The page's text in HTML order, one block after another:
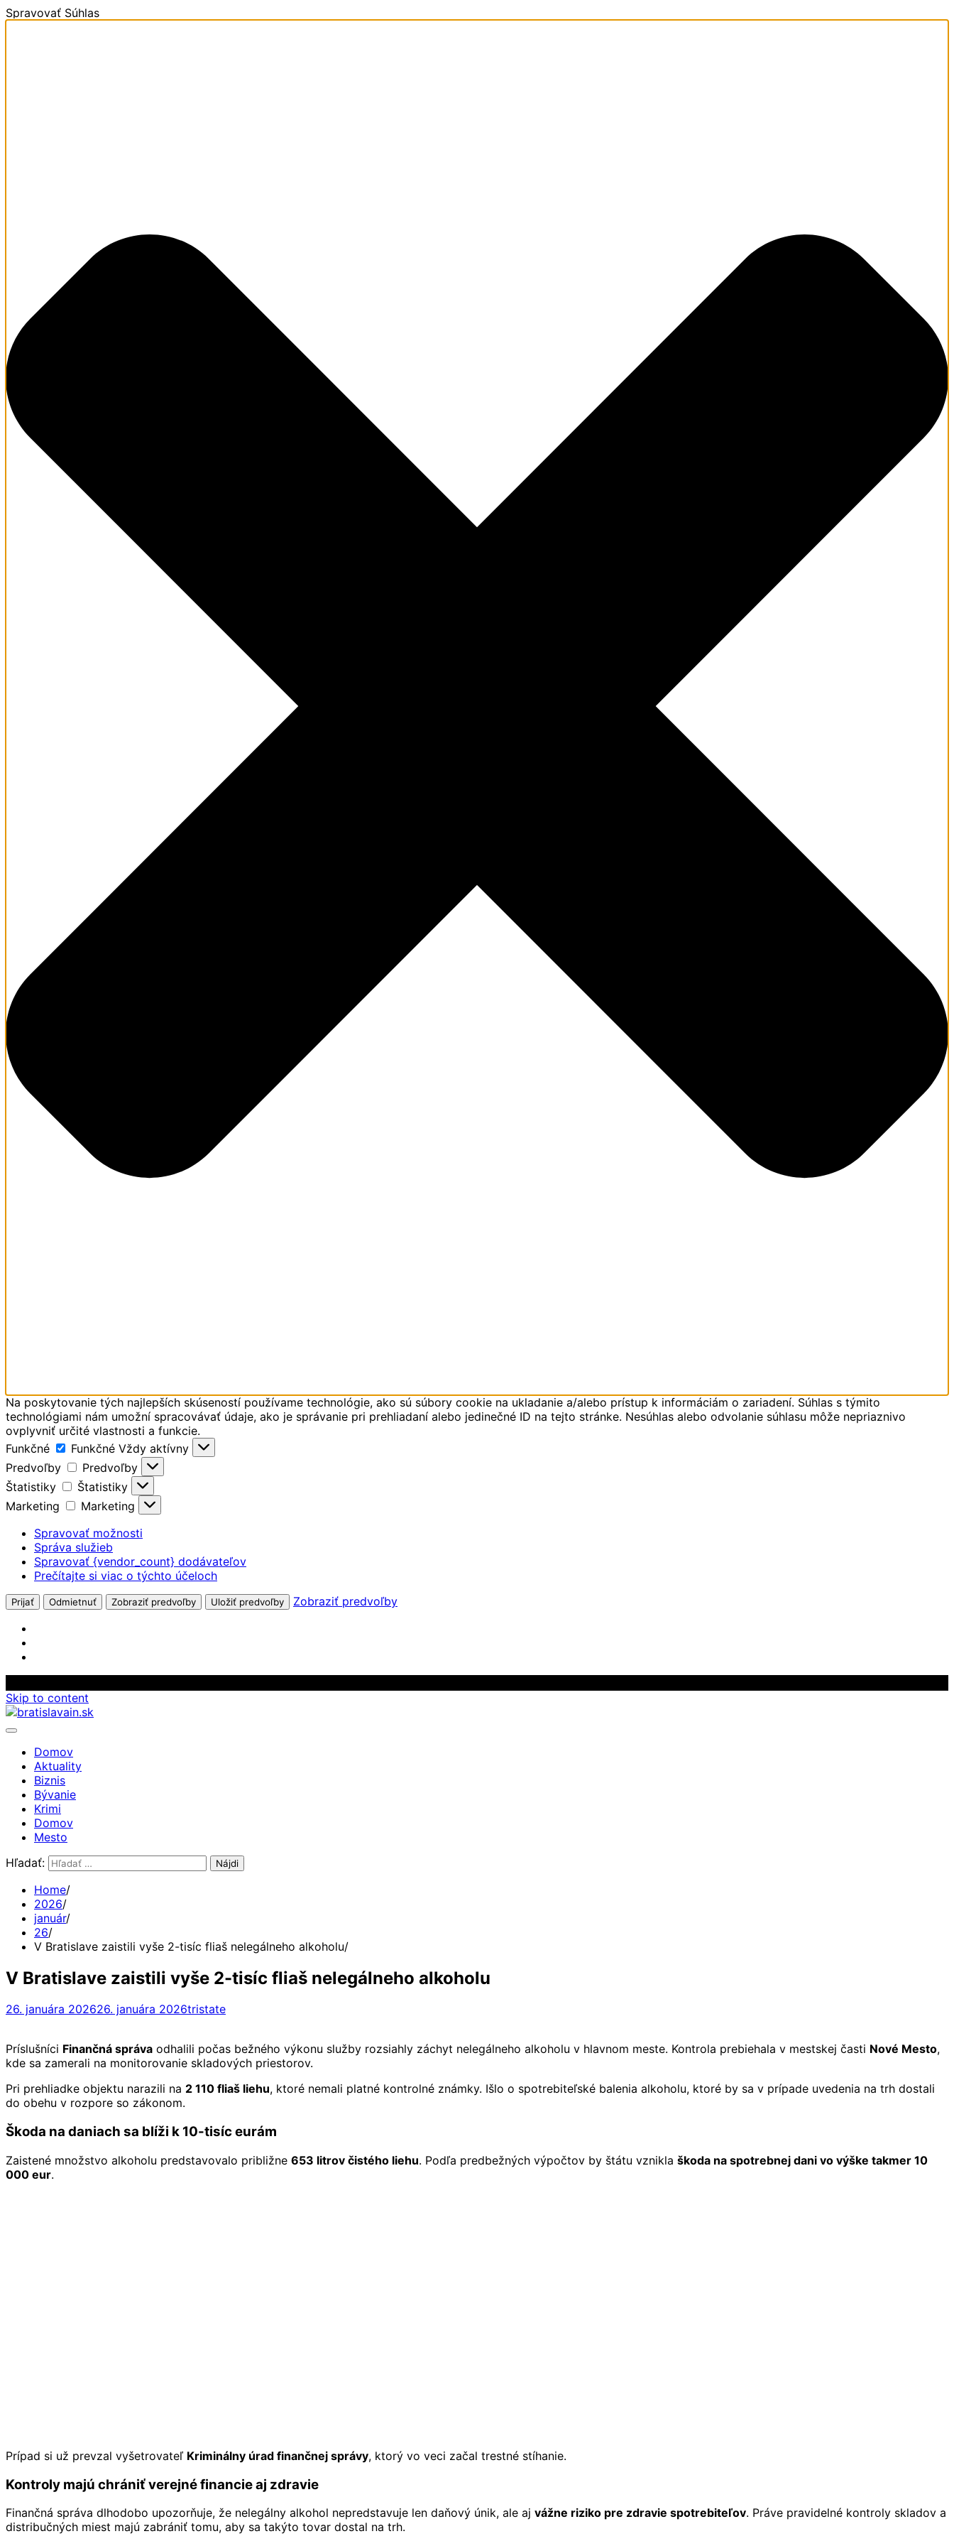
Spravovať Súhlas
Na poskytovanie tých najlepších skúseností používame technológie, ako sú súbory cookie na ukladanie a/alebo prístup k informáciám o zariadení. Súhlas s týmito
technológiami nám umožní spracovávať údaje, ako je správanie pri prehliadaní alebo jedinečné ID na tejto stránke. Nesúhlas alebo odvolanie súhlasu môže nepriaznivo
ovplyvniť určité vlastnosti a funkcie.
Funkčné
Funkčné Vždy aktívny
Predvoľby
Predvoľby
Štatistiky
Štatistiky
Marketing
Marketing
Spravovať možnosti
Správa služieb
Spravovať {vendor_count} dodávateľov
Prečítajte si viac o týchto účeloch
Prijať Odmietnuť Zobraziť predvoľby Uložiť predvoľby Zobraziť predvoľby
Skip to content
Domov
Aktuality
Biznis
Bývanie
Krimi
Domov
Mesto
Hľadať:
Home
2026
január
26
V Bratislave zaistili vyše 2-tisíc fliaš nelegálneho alkoholu
V Bratislave zaistili vyše 2-tisíc fliaš nelegálneho alkoholu
26. januára 202626. januára 2026tristate
Príslušníci Finančná správa odhalili počas bežného výkonu služby rozsiahly záchyt nelegálneho alkoholu v hlavnom meste. Kontrola prebiehala v mestskej časti Nové Mesto,
kde sa zamerali na monitorovanie skladových priestorov.
Pri prehliadke objektu narazili na 2 110 fliaš liehu, ktoré nemali platné kontrolné známky. Išlo o spotrebiteľské balenia alkoholu, ktoré by sa v prípade uvedenia na trh dostali
do obehu v rozpore so zákonom.
Škoda na daniach sa blíži k 10-tisíc eurám
Zaistené množstvo alkoholu predstavovalo približne 653 litrov čistého liehu. Podľa predbežných výpočtov by štátu vznikla škoda na spotrebnej dani vo výške takmer 10
000 eur.
Prípad si už prevzal vyšetrovateľ Kriminálny úrad finančnej správy, ktorý vo veci začal trestné stíhanie.
Kontroly majú chrániť verejné financie aj zdravie
Finančná správa dlhodobo upozorňuje, že nelegálny alkohol nepredstavuje len daňový únik, ale aj vážne riziko pre zdravie spotrebiteľov. Práve pravidelné kontroly skladov a
distribučných miest majú zabrániť tomu, aby sa takýto tovar dostal na trh.